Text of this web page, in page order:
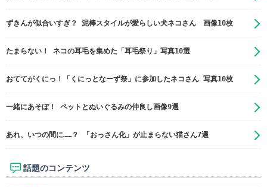
ずきんが似合いすぎ？ 泥棒スタイルが愛らしい犬ネコさん 画像10枚
たまらない！ ネコの耳毛を集めた「耳毛祭り」写真10選
おててがくにっ！「くにっとなーず祭」に参加したネコさん 写真10枚
一緒にあそぼ！ ペットとぬいぐるみの仲良し画像9選
あれ、いつの間に……？ 「おっさん化」が止まらない猫さん7選
話題のコンテンツ